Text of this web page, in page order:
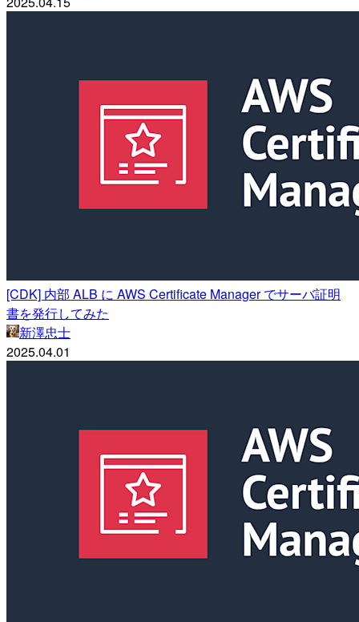
[CDK] 内部 ALB に AWS Certificate Manager でサーバ証明
書を発行してみた
新澤忠士
2025.04.01